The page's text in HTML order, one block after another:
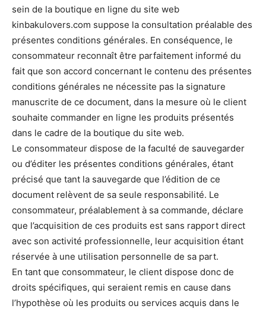
sein de la boutique en ligne du site web
kinbakulovers.com suppose la consultation préalable des
présentes conditions générales. En conséquence, le
consommateur reconnaît être parfaitement informé du
fait que son accord concernant le contenu des présentes
conditions générales ne nécessite pas la signature
manuscrite de ce document, dans la mesure où le client
souhaite commander en ligne les produits présentés
dans le cadre de la boutique du site web.
Le consommateur dispose de la faculté de sauvegarder
ou d’éditer les présentes conditions générales, étant
précisé que tant la sauvegarde que l’édition de ce
document relèvent de sa seule responsabilité. Le
consommateur, préalablement à sa commande, déclare
que l’acquisition de ces produits est sans rapport direct
avec son activité professionnelle, leur acquisition étant
réservée à une utilisation personnelle de sa part.
En tant que consommateur, le client dispose donc de
droits spécifiques, qui seraient remis en cause dans
l’hypothèse où les produits ou services acquis dans le